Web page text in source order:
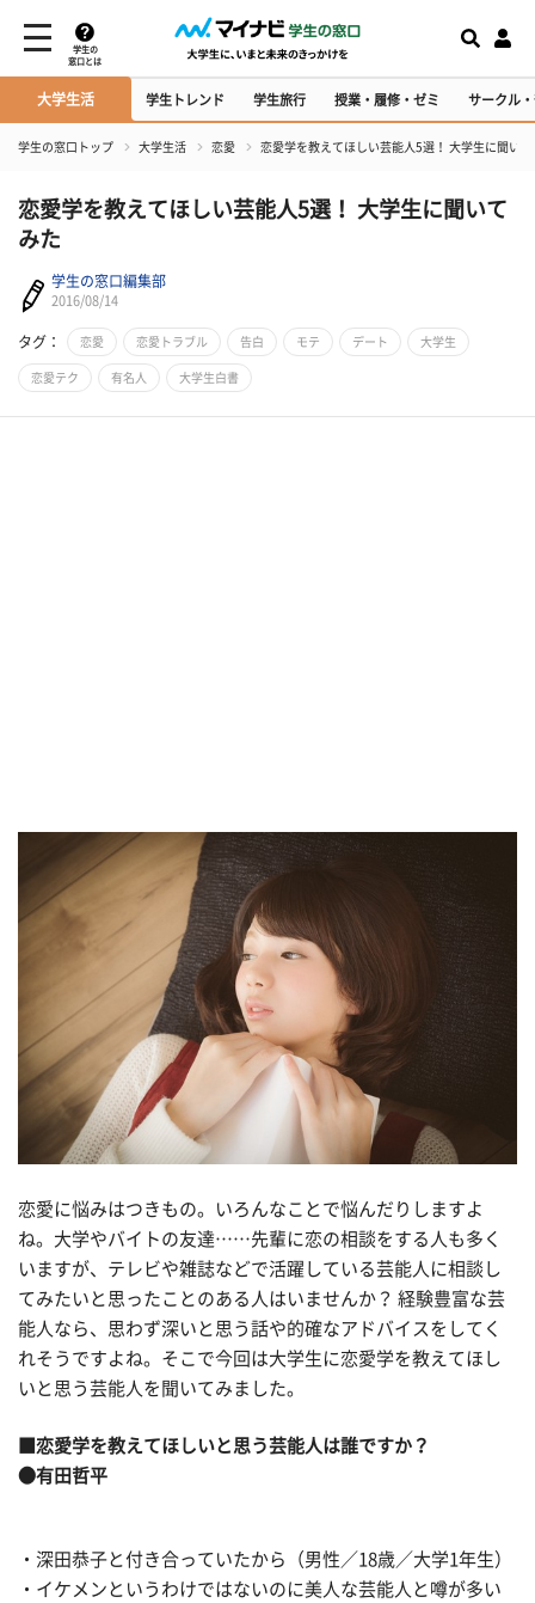
学生の
窓口とは
大学生活 学生トレンド 学生旅行 授業・履修・ゼミ サークル
学生の窓口トップ 大学生活 恋愛 恋愛学を教えてほしい芸能人5選！ 大学生に聞いて
恋愛学を教えてほしい芸能人5選！ 大学生に聞いて
みた
学生の窓口編集部
2016/08/14
タグ： 恋愛 恋愛トラブル 告白 モテ デート 大学生
恋愛テク 有名人 大学生白書
恋愛に悩みはつきもの。いろんなことで悩んだりしますよ
ね。大学やバイトの友達……先輩に恋の相談をする人も多く
いますが、テレビや雑誌などで活躍している芸能人に相談し
てみたいと思ったことのある人はいませんか？ 経験豊富な芸
能人なら、思わず深いと思う話や的確なアドバイスをしてく
れそうですよね。そこで今回は大学生に恋愛学を教えてほし
いと思う芸能人を聞いてみました。
■恋愛学を教えてほしいと思う芸能人は誰ですか？
●有田哲平
・深田恭子と付き合っていたから（男性／18歳／大学1年生）
・イケメンというわけではないのに美人な芸能人と噂が多い